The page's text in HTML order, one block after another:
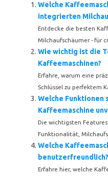
Welche
integrierten
Entdecke die besten
Milchaufschäumer - für
Wie wichtig ist die
Kaffeemaschinen?
Erfahre, warum eine
Schlüssel zu perfektem
Welche Funktionen
Kaffeemaschine
Die wichtigsten
Funktionalität,
Welche
benutzerfreundlich?
Erfahre hier, welche